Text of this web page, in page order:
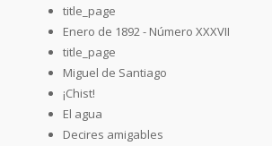
title_page
Enero de 1892 - Número XXXVII
title_page
Miguel de Santiago
¡Chist!
El agua
Decires amigables